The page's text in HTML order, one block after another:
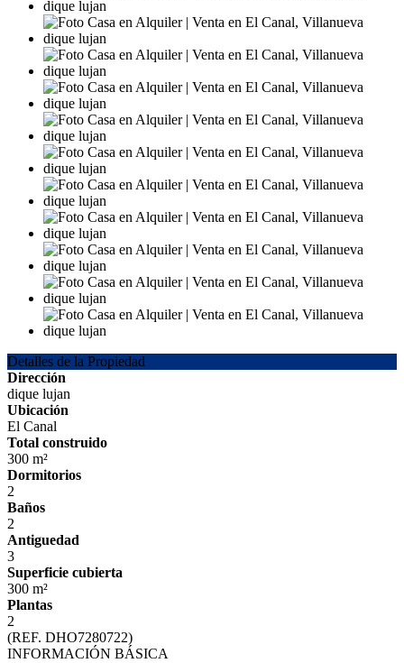
Detalles de la Propiedad
Dirección
dique lujan
Ubicación
El Canal
Total construido
300 m²
Dormitorios
2
Baños
2
Antiguedad
3
Superficie cubierta
300 m²
Plantas
2
(REF. DHO7280722)
INFORMACIÓN BÁSICA